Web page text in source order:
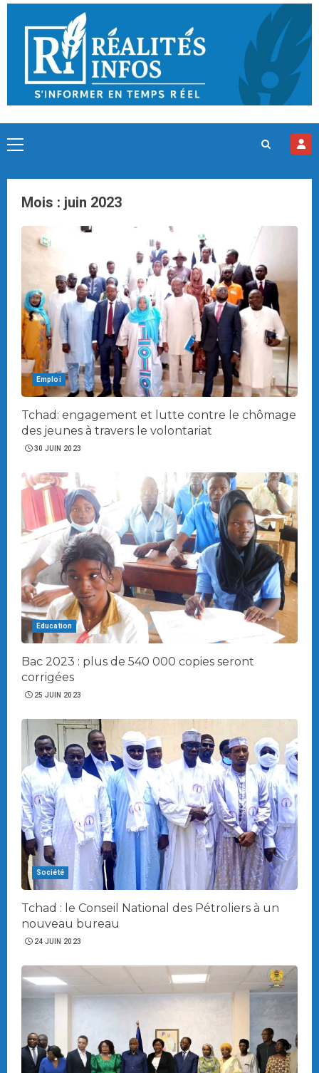
Skip
content
Primary
Mois : juin 2023
Emploi
Tchad: engagement et lutte contre le chômage
des jeunes à travers le volontariat
30 JUIN 2023
Education
Bac 2023 : plus de 540 000 copies seront
corrigées
25 JUIN 2023
Société
Tchad : le Conseil National des Pétroliers à un
nouveau bureau
24 JUIN 2023